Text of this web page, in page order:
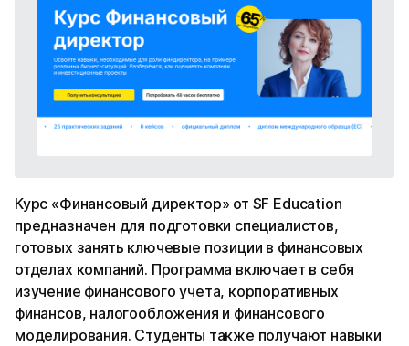
Курс «Финансовый директор» от SF Education
предназначен для подготовки специалистов,
готовых занять ключевые позиции в финансовых
отделах компаний. Программа включает в себя
изучение финансового учета, корпоративных
финансов, налогообложения и финансового
моделирования. Студенты также получают навыки